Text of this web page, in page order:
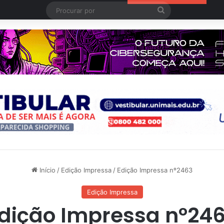
Procurar
por
Início / Edição Impressa / Edição Impressa nº2463
Edição Impressa
Impressa